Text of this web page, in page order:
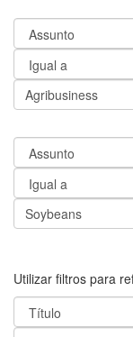
Utilizar filtros para